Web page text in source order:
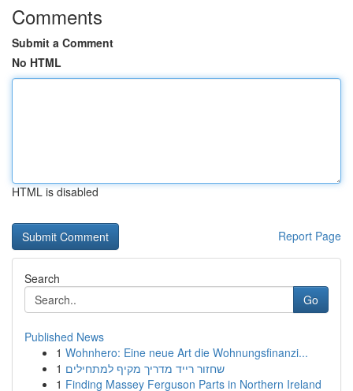
Comments
Submit a Comment
No HTML
HTML is disabled
Report Page
Search
Go
Published News
1 Wohnhero: Eine neue Art die Wohnungsfinanzi...
1 שחזור רייד מדריך מקיף למתחילים
1 Finding Massey Ferguson Parts in Northern Ireland